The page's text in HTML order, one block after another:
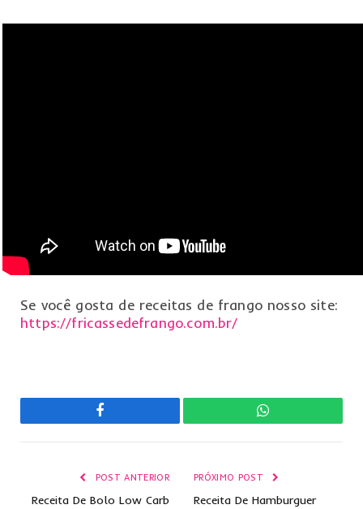
Se você gosta de receitas de frango nosso site:
https://fricassedefrango.com.br/
Facebook WhatsApp
POST ANTERIOR
Receita De Bolo Low Carb
PRÓXIMO POST
Receita De Hamburguer